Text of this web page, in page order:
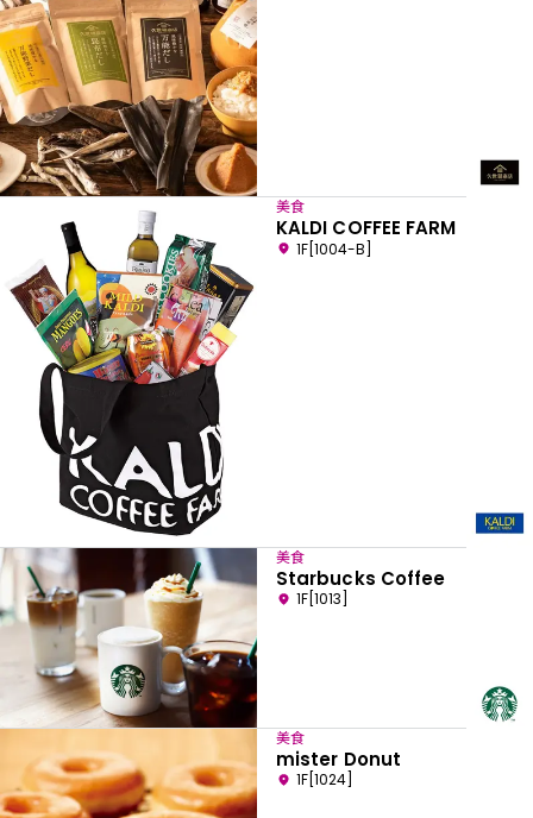
美食
KALDI COFFEE FARM
1F[1004-B]
美食
Starbucks Coffee
1F[1013]
美食
mister Donut
1F[1024]